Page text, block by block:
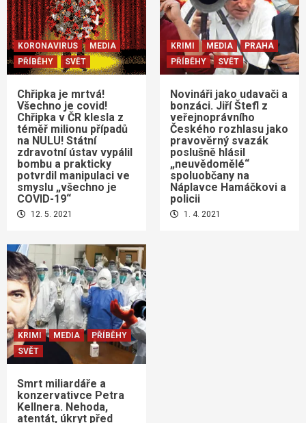
KORONAVIRUS
MEDIA
PŘÍBĚHY
SVĚT
Chřipka je mrtvá!
Všechno je covid!
Chřipka v ČR klesla z
téměř milionu případů
na NULU! Státní
zdravotní ústav vypálil
bombu a prakticky
potvrdil manipulaci ve
smyslu „všechno je
COVID-19“
12. 5. 2021
KRIMI MEDIA
PRAHA
PŘÍBĚHY
SVĚT
Novináři jako udavači a
bonzáci. Jiří Štefl z
veřejnoprávního
Českého rozhlasu jako
pravověrný svazák
poslušně hlásil
„neuvědomělé“
spoluobčany na
Náplavce Hamáčkovi a
policii
1. 4. 2021
KRIMI MEDIA
PŘÍBĚHY
SVĚT
Smrt miliardáře a
konzervativce Petra
Kellnera. Nehoda,
atentát, úkryt před